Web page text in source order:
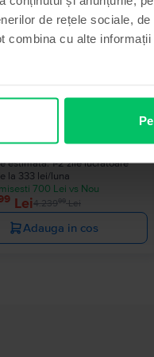
de rețele sociale,
combina cu alte
Galaxy S25 Ultra 5G Dual
estimata:1-2 zile lucratoare
la 333 lei/luna
700 Lei vs Nou
Lei4.23999Lei
Adauga in cos